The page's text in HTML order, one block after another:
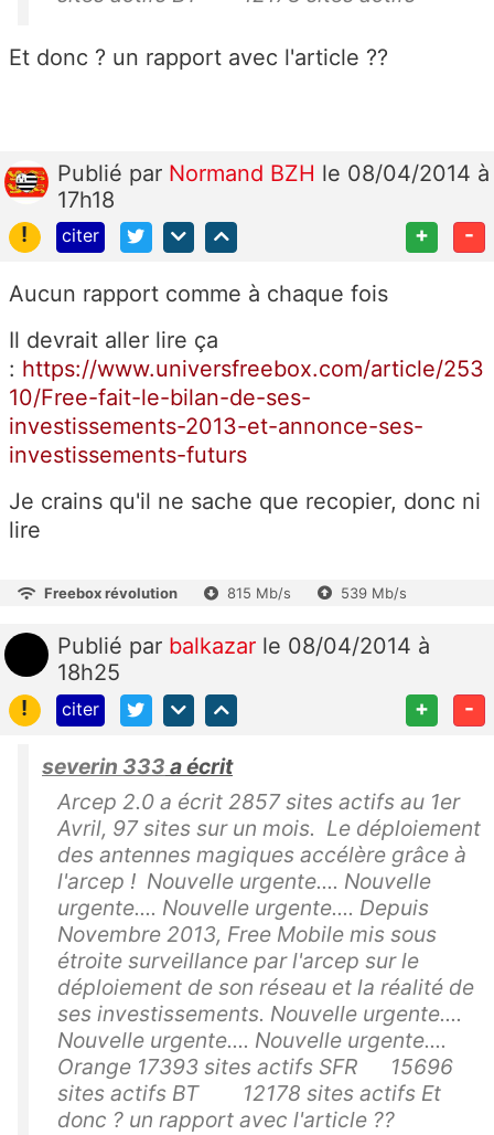
Et donc ? un rapport avec l'article ??
Publié par Normand BZH le 08/04/2014 à
17h18
!
citer + -
Aucun rapport comme à chaque fois
Il devrait aller lire ça
: https://www.universfreebox.com/article/253
10/Free-fait-le-bilan-de-ses-
investissements-2013-et-annonce-ses-
investissements-futurs
Je crains qu'il ne sache que recopier, donc ni
lire
Freebox révolution 815 Mb/s 539 Mb/s
Publié par balkazar le 08/04/2014 à
18h25
!
citer + -
severin 333 a écrit
Arcep 2.0 a écrit 2857 sites actifs au 1er
Avril, 97 sites sur un mois. Le déploiement
des antennes magiques accélère grâce à
l'arcep ! Nouvelle urgente.... Nouvelle
urgente.... Nouvelle urgente.... Depuis
Novembre 2013, Free Mobile mis sous
étroite surveillance par l'arcep sur le
déploiement de son réseau et la réalité de
ses investissements. Nouvelle urgente....
Nouvelle urgente.... Nouvelle urgente....
Orange 17393 sites actifs SFR 15696
sites actifs BT 12178 sites actifs Et
donc ? un rapport avec l'article ??